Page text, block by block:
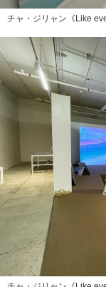
チャ・ジリャン《Like